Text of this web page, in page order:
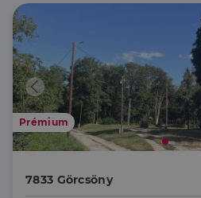
Prémium
7833 Görcsöny